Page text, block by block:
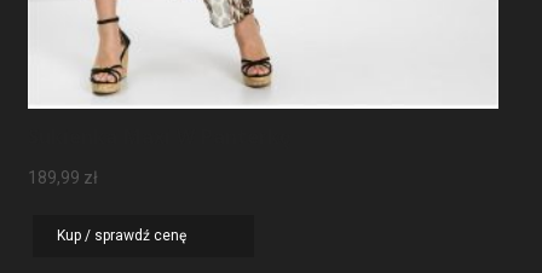
189,99 zł
Kup / sprawdź cenę